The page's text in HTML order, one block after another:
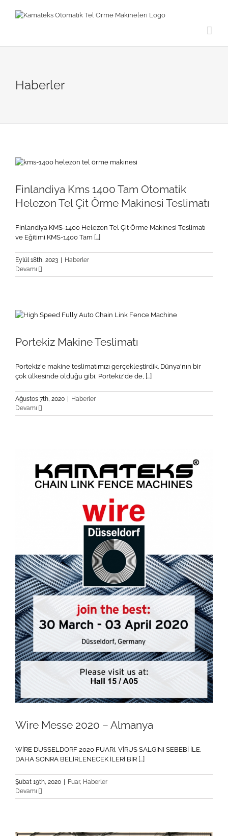
Haberler
Finlandiya Kms 1400 Tam Otomatik
Helezon Tel Çit Örme Makinesi Teslimatı
Finlandiya KMS-1400 Helezon Tel Çit Örme Makinesi Teslimatı
ve Eğitimi KMS-1400 Tam [...]
Eylül 18th, 2023
Haberler
Devamı
Portekiz Makine Teslimatı
Portekiz'e makine teslimatımızı gerçekleştirdik. Dünya'nın bir
çok ülkesinde olduğu gibi, Portekiz'de de, [...]
Ağustos 7th, 2020
Haberler
Devamı
Wire Messe 2020 – Almanya
WİRE DUSSELDORF 2020 FUARI, VİRUS SALGINI SEBEBİ İLE,
DAHA SONRA BELİRLENECEK İLERİ BİR [...]
Şubat 19th, 2020 Fuar, Haberler
Devamı